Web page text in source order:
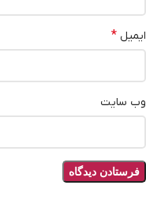
ایمیل *
وب‌ سایت